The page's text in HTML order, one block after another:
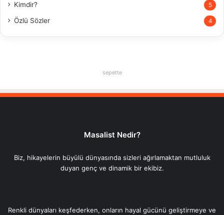
Kimdir? 5
Özlü Sözler 4
sepette
Masalist Nedir?
Biz, hikayelerin büyülü dünyasında sizleri ağırlamaktan mutluluk
duyan genç ve dinamik bir ekibiz.
Renkli dünyaları keşfederken, onların hayal gücünü geliştirmeye ve